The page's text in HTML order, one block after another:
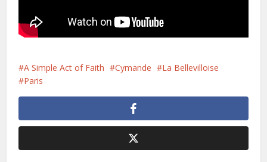
A Simple Act of Faith Cymande
La Bellevilloise
Paris